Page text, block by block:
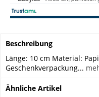
Beschreibung
Länge: 10 cm Material:
Geschenkverpackung...
Ähnliche Artikel